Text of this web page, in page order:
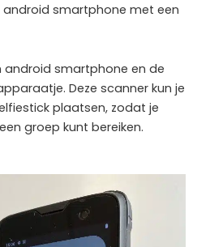
android smartphone met een
android smartphone en de
Deze scanner kun je
plaatsen, zodat je
groep kunt bereiken.